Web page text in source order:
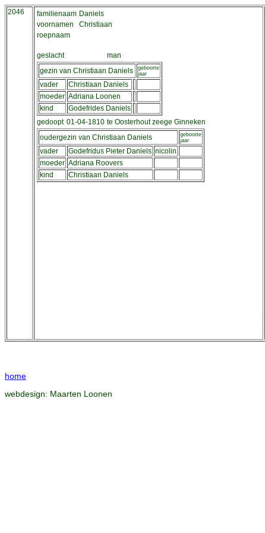
2046 familienaam Daniels
voornamen
Christiaan
roepnaam
geslacht
man
gezin van Christiaan Daniels
geboorte
jaar
vader
Christiaan Daniels
moeder Adriana Loonen
kind
Godefrides Daniels
gedoopt 01-04-1810 te Oosterhout zeege Ginneken
oudergezin van Christiaan Daniels
geboorte
jaar
vader Godefridus Pieter Daniels nicolin
moeder Adriana Roovers
kind
Christiaan Daniels
home
webdesign: Maarten Loonen